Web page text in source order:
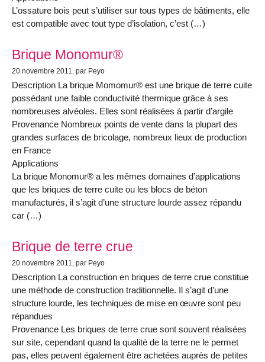
L’ossature bois peut s’utiliser sur tous types de bâtiments, elle
est compatible avec tout type d’isolation, c’est (…)
Brique Monomur®
20 novembre 2011 , par Peyo
Description La brique Momomur® est une brique de terre cuite
possédant une faible conductivité thermique grâce à ses
nombreuses alvéoles. Elles sont réalisées à partir d’argile
Provenance Nombreux points de vente dans la plupart des
grandes surfaces de bricolage, nombreux lieux de production
en France
Applications
La brique Monomur® a les mêmes domaines d’applications
que les briques de terre cuite ou les blocs de béton
manufacturés, il s’agit d’une structure lourde assez répandu
car (…)
Brique de terre crue
20 novembre 2011 , par Peyo
Description La construction en briques de terre crue constitue
une méthode de construction traditionnelle. Il s’agit d’une
structure lourde, les techniques de mise en œuvre sont peu
répandues
Provenance Les briques de terre crue sont souvent réalisées
sur site, cependant quand la qualité de la terre ne le permet
pas, elles peuvent également être achetées auprès de petites